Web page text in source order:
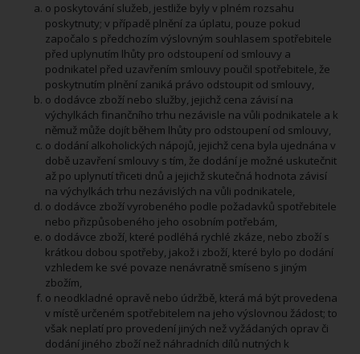
o poskytování služeb, jestliže byly v plném rozsahu
poskytnuty; v případě plnění za úplatu, pouze pokud
započalo s předchozím výslovným souhlasem spotřebitele
před uplynutím lhůty pro odstoupení od smlouvy a
podnikatel před uzavřením smlouvy poučil spotřebitele, že
poskytnutím plnění zaniká právo odstoupit od smlouvy,
o dodávce zboží nebo služby, jejichž cena závisí na
výchylkách finančního trhu nezávisle na vůli podnikatele a k
němuž může dojít během lhůty pro odstoupení od smlouvy,
o dodání alkoholických nápojů, jejichž cena byla ujednána v
době uzavření smlouvy s tím, že dodání je možné uskutečnit
až po uplynutí třiceti dnů a jejichž skutečná hodnota závisí
na výchylkách trhu nezávislých na vůli podnikatele,
o dodávce zboží vyrobeného podle požadavků spotřebitele
nebo přizpůsobeného jeho osobním potřebám,
o dodávce zboží, které podléhá rychlé zkáze, nebo zboží s
krátkou dobou spotřeby, jakož i zboží, které bylo po dodání
vzhledem ke své povaze nenávratně smíseno s jiným
zbožím,
o neodkladné opravě nebo údržbě, která má být provedena
v místě určeném spotřebitelem na jeho výslovnou žádost; to
však neplatí pro provedení jiných než vyžádaných oprav či
dodání jiného zboží než náhradních dílů nutných k